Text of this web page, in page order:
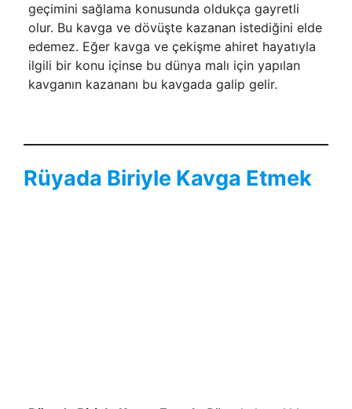
geçimini sağlama konusunda oldukça gayretli
olur. Bu kav­ga ve dövüşte kazanan istediğini elde
edemez. Eğer kavga ve çe­kişme ahiret hayatıyla
ilgili bir konu içinse bu dünya malı için yapılan
kav­ganın kazananı bu kavgada galip gelir.
Rüyada Biriyle Kavga Etmek